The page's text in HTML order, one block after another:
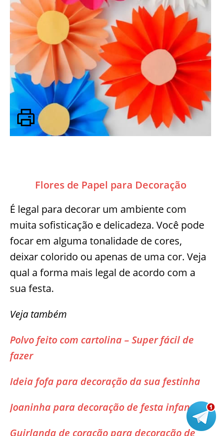
Flores de Papel para Decoração
É legal para decorar um ambiente com
muita sofisticação e delicadeza. Você pode
focar em alguma tonalidade de cores,
deixar colorido ou apenas de uma cor. Veja
qual a forma mais legal de acordo com a
sua festa.
Veja também
Polvo feito com cartolina – Super fácil de
fazer
Ideia fofa para decoração da sua festinha
Joaninha para decoração de festa infantil
Guirlanda de coração para decoração de